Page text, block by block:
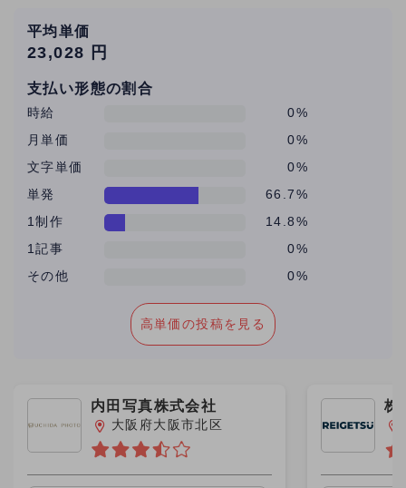
は非常によかったです 【どのように案件を獲得した
か（お仕事に至った経緯）】 特にこちらからの働き
トレーター検索サイトやイラストレーター年鑑に登
録しているのでそういったところから探していただ
けたのだと思います。
平均単価
23,028 円
支払い形態の割合
時給
0%
月単価
0%
文字単価
0%
単発
66.7%
1制作
14.8%
1記事
0%
その他
0%
高単価の投稿を見る
内田写真株式会社
大阪府大阪市北区
株
Ｕ